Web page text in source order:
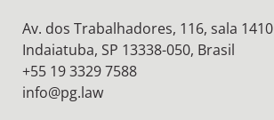
Av. dos Trabalhadores, 116, sala 1410
Indaiatuba, SP 13338-050, Brasil
+55 19 3329 7588
info@pg.law